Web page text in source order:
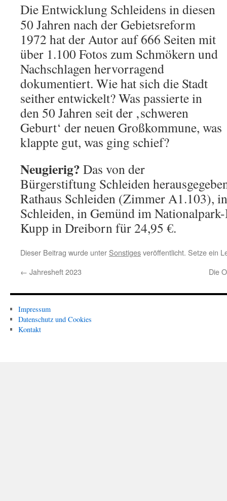
Die Entwicklung Schleidens in diesen
50 Jahren nach der Gebietsreform
1972 hat der Autor auf 666 Seiten mit
über 1.100 Fotos zum Schmökern und
Nachschlagen hervorragend
dokumentiert. Wie hat sich die Stadt
seither entwickelt? Was passierte in
den 50 Jahren seit der ‚schweren
Geburt‘ der neuen Großkommune, was
klappte gut, was ging schief?
Neugierig? Das von der
Bürgerstiftung Schleiden
Rathaus Schleiden (Zimmer A1.103),
Schleiden, in Gemünd im
Kupp in Dreiborn für 24,95 €.
Dieser Beitrag wurde unter Sonstigesveröffentlicht. Setze ein
← Jahresheft 2023 Die
Impressum
Datenschutz und Cookies
Kontakt